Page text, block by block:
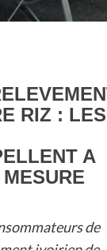
RIZ : LES
A
de